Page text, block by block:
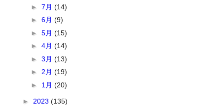
►7月(14)
►6月(9)
►5月(15)
►4月(14)
►3月(13)
► 2月(19)
► 1月(20)
► 2023(135)